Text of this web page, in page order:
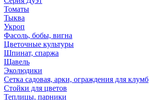
Томаты
Тыква
Укроп
Фасоль, бобы, вигна
Цветочные культуры
Шпинат, спаржа
Щавель
Эколюдики
Сетка садовая, арки, ограждения для клумб
Стойки для цветов
Теплицы, парники